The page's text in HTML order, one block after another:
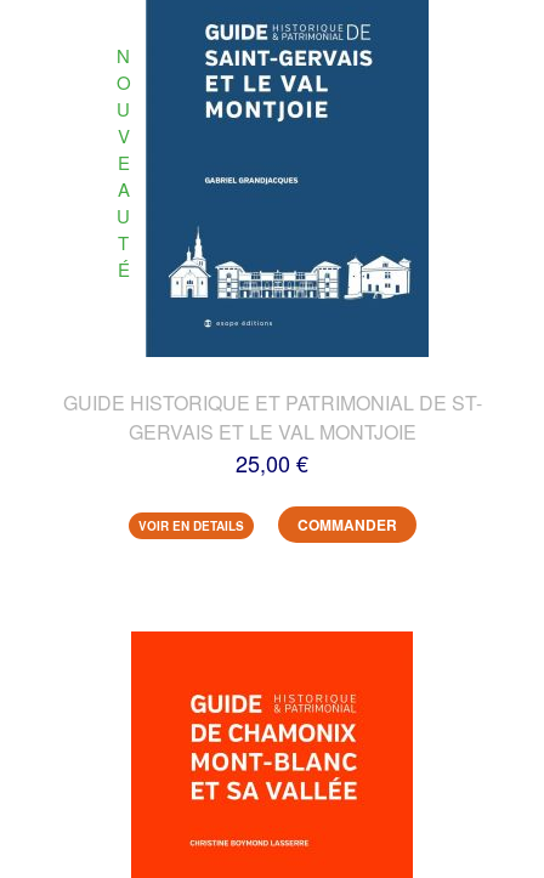
N
O
U
V
E
A
U
T
É
GUIDE HISTORIQUE ET PATRIMONIAL DE ST-
GERVAIS ET LE VAL MONTJOIE
25,00 €
VOIR EN DETAILS COMMANDER